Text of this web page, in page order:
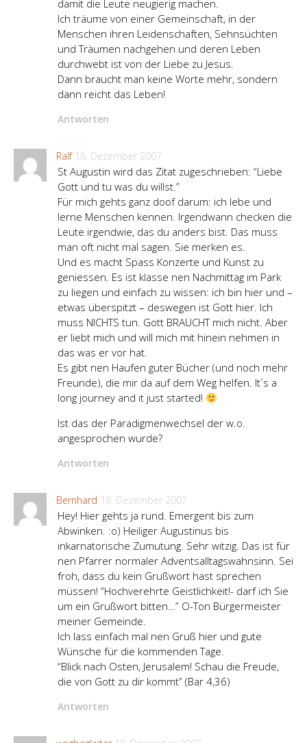
damit die Leute neugierig machen.
Ich träume von einer Gemeinschaft, in der
Menschen ihren Leidenschaften, Sehnsüchten
und Träumen nachgehen und deren Leben
durchwebt ist von der Liebe zu Jesus.
Dann braucht man keine Worte mehr, sondern
dann reicht das Leben!
Antworten
Ralf 18. Dezember 2007
St Augustin wird das Zitat zugeschrieben: “Liebe
Gott und tu was du willst.”
Für mich gehts ganz doof darum: ich lebe und
lerne Menschen kennen. Irgendwann checken die
Leute irgendwie, das du anders bist. Das muss
man oft nicht mal sagen. Sie merken es.
Und es macht Spass Konzerte und Kunst zu
geniessen. Es ist klasse nen Nachmittag im Park
zu liegen und einfach zu wissen: ich bin hier und –
etwas überspitzt – deswegen ist Gott hier. Ich
muss NICHTS tun. Gott BRAUCHT mich nicht. Aber
er liebt mich und will mich mit hinein nehmen in
das was er vor hat.
Es gibt nen Haufen guter Bücher (und noch mehr
Freunde), die mir da auf dem Weg helfen. It´s a
long journey and it just started!
Ist das der Paradigmenwechsel der w.o.
angesprochen wurde?
Antworten
Bernhard 18. Dezember 2007
Hey! Hier gehts ja rund. Emergent bis zum
Abwinken. :o) Heiliger Augustinus bis
inkarnatorische Zumutung. Sehr witzig. Das ist für
nen Pfarrer normaler Adventsalltagswahnsinn. Sei
froh, dass du kein Grußwort hast sprechen
müssen! “Hochverehrte Geistlichkeit!- darf ich Sie
um ein Grußwort bitten…” O-Ton Bürgermeister
meiner Gemeinde.
Ich lass einfach mal nen Gruß hier und gute
Wünsche für die kommenden Tage.
“Blick nach Osten, Jerusalem! Schau die Freude,
die von Gott zu dir kommt” (Bar 4,36)
Antworten